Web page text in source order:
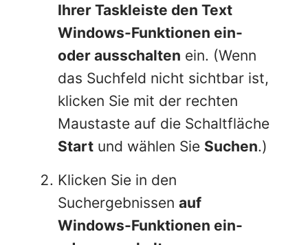
Ihrer Taskleiste den Text
Windows-Funktionen ein-
oder ausschalten ein. (Wenn
das Suchfeld nicht sichtbar ist,
klicken Sie mit der rechten
Maustaste auf die Schaltfläche
Start und wählen Sie Suchen.)
Klicken Sie in den
Suchergebnissen auf
Windows-Funktionen ein-